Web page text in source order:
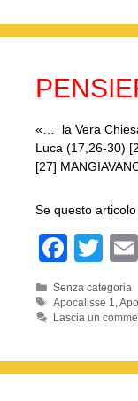
b
o
k
«… la Vera
Luca (17,26-30)
[27]
Se questo
F
a
c
b
T
wi
tt
Categorie
Senza categoria
Tag
Apocalisse 1,
Lascia un